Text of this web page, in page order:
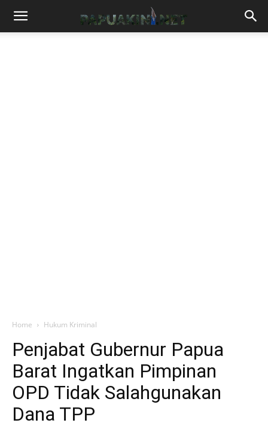
Home Hukum Kriminal
Penjabat Gubernur Papua
Barat Ingatkan Pimpinan
OPD Tidak Salahgunakan
Dana TPP